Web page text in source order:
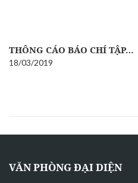
THÔNG CÁO BÁO CHÍ TẬP…
18/03/2019
VĂN PHÒNG ĐẠI DIỆN